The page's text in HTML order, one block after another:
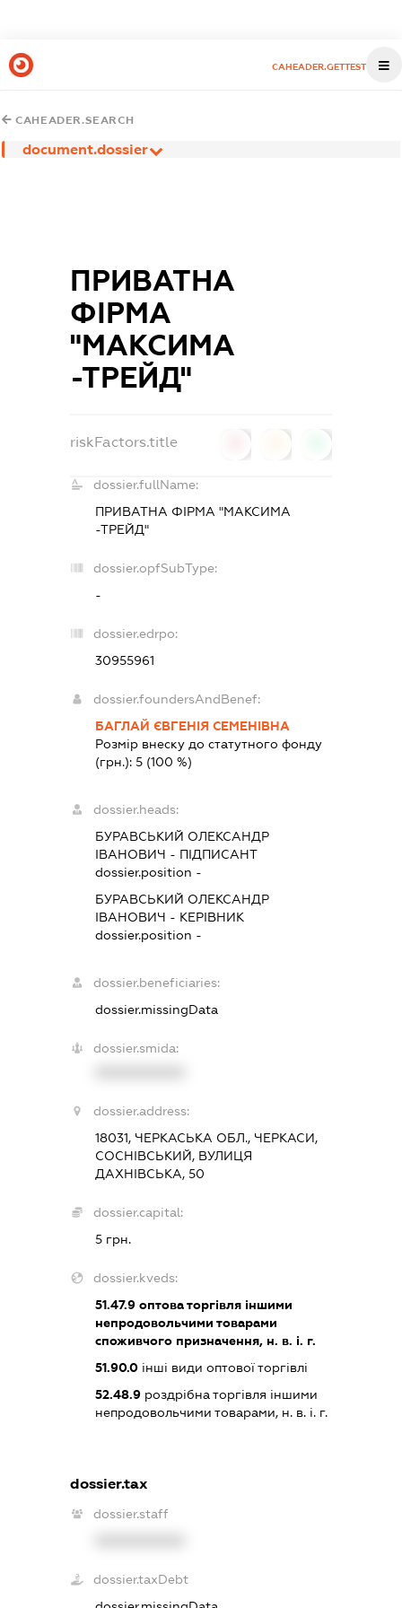
CAHEADER.GETTEST
CAHEADER.SEARCH
document.dossier
ПРИВАТНА
ФІРМА
"МАКСИМА
-ТРЕЙД"
riskFactors.title
dossier.fullName:
ПРИВАТНА ФІРМА "МАКСИМА
-ТРЕЙД"
dossier.opfSubType:
-
dossier.edrpo:
30955961
dossier.foundersAndBenef:
БАГЛАЙ ЄВГЕНІЯ СЕМЕНІВНА
Розмір внеску до статутного фонду
(грн.): 5 (100 %)
dossier.heads:
БУРАВСЬКИЙ ОЛЕКСАНДР
ІВАНОВИЧ - ПІДПИСАНТ
dossier.position -
БУРАВСЬКИЙ ОЛЕКСАНДР
ІВАНОВИЧ - КЕРІВНИК
dossier.position -
dossier.beneficiaries:
dossier.missingData
dossier.smida:
dossier.address:
18031, ЧЕРКАСЬКА ОБЛ., ЧЕРКАСИ,
СОСНІВСЬКИЙ, ВУЛИЦЯ
ДАХНІВСЬКА, 50
dossier.capital:
5 грн.
dossier.kveds:
51.47.9 оптова торгівля іншими
непродовольчими товарами
споживчого призначення, н. в. і. г.
51.90.0 інші види оптової торгівлі
52.48.9 роздрібна торгівля іншими
непродовольчими товарами, н. в. і. г.
dossier.tax
dossier.staff
dossier.taxDebt